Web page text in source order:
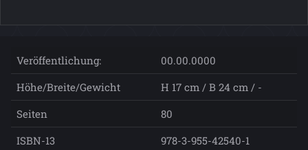
Veröffentlichung:
00.00.0000
Höhe/Breite/Gewicht
H 17 cm / B 24 cm / -
Seiten
80
ISBN-13
978-3-955-42540-1